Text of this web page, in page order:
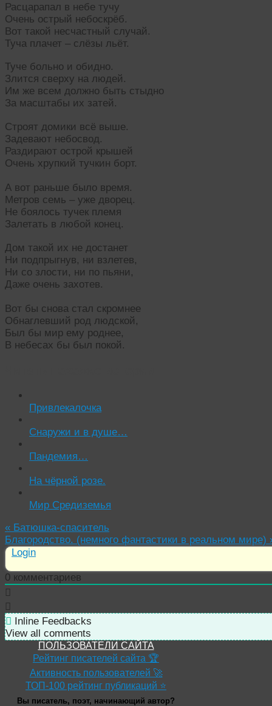
Расцарапал в небе тучу
Очень острый небоскрёб.
Вот такой несчастный случай.
Туча плачет – слёзы льёт.
Туче больно и обидно.
Злится сверху на людей.
Им же всем должно быть стыдно
За масштабы их затей.
Строят домики всё выше.
Задевают небосвод.
Раздирают острой крышей
Очень хрупкий тучкин борт.
А вот раньше было время.
Метров семь – уже дворец.
Не боялось тучек племя
Залетать в любой конец.
Дом такой их не достанет
Ни подпрыгнув, ни взлетев,
Ни со злости, ни по пьяни,
Даже очень захотев.
Вот бы снова стал скромнее
Обнаглевший род людской,
Был бы мир ему роднее,
В небесах бы был покой.
Привлекалочка
Снаружи и в душе…
Пандемия…
На чёрной розе.
Мир Средиземья
« Батюшка-спаситель
Благородство. (немного фантастики в реальном мире)
Login
0 комментариев
Inline Feedbacks
View all comments
ПОЛЬЗОВАТЕЛИ САЙТА
Рейтинг писателей сайта 🏆
Активность пользователей 🚀
ТОП-100 рейтинг публикаций ⭐
Вы писатель, поэт, начинающий автор?